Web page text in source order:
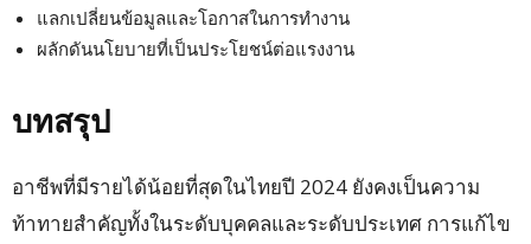
แลกเปลี่ยนข้อมูลและโอกาสในการทำงาน
ผลักดันนโยบายที่เป็นประโยชน์ต่อแรงงาน
บทสรุป
อาชีพที่มีรายได้น้อยที่สุดในไทยปี 2024 ยังคงเป็นความ
ท้าทายสำคัญทั้งในระดับบุคคลและระดับประเทศ การแก้ไข